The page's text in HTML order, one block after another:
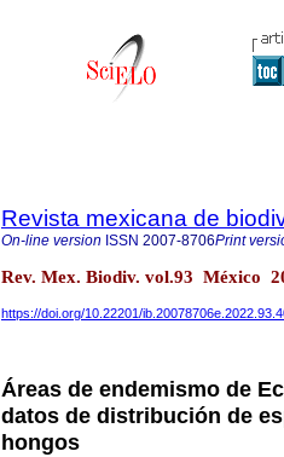
Revista mexicana de
On-line version ISSN 2007-8706Print
Rev. Mex. Biodiv. vol.93 México
https://doi.org/10.22201/
Áreas de endemismo de
datos de distribución de
hongos